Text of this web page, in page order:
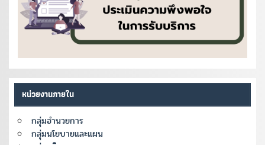
หน่วยงานภายใน
กลุ่มอำนวยการ
กลุ่มนโยบายและแผน